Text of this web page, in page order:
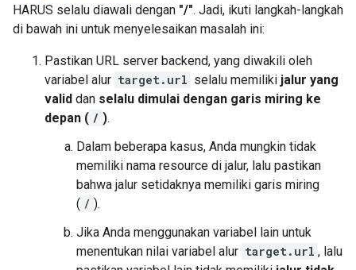
HARUS selalu diawali dengan "/". Jadi, ikuti langkah-langkah
di bawah ini untuk menyelesaikan masalah ini:
Pastikan URL server backend, yang diwakili oleh
variabel alur target.url selalu memiliki jalur yang
valid dan selalu dimulai dengan garis miring ke
depan ( / ).
Dalam beberapa kasus, Anda mungkin tidak
memiliki nama resource di jalur, lalu pastikan
bahwa jalur setidaknya memiliki garis miring
( / ).
Jika Anda menggunakan variabel lain untuk
menentukan nilai variabel alur target.url , lalu